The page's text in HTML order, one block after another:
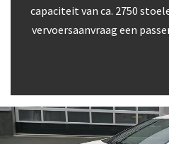
capaciteit van ca. 2750
vervoersaanvraag een